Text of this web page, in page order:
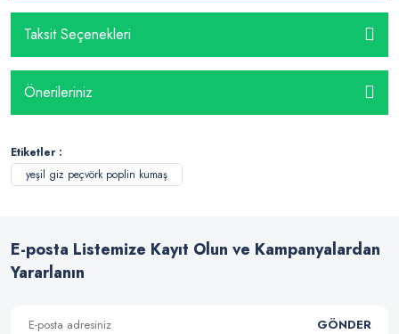
Taksit Seçenekleri
Önerileriniz
Etiketler :
yeşil giz peçvörk poplin kumaş
E-posta Listemize Kayıt Olun ve Kampanyalardan
Yararlanın
GÖNDER